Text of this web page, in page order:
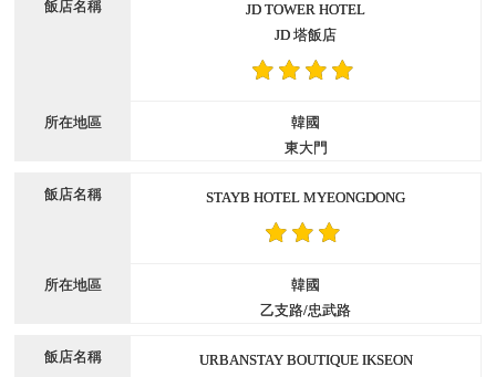
JD TOWER HOTEL
JD 塔飯店
韓國
東大門
STAYB HOTEL MYEONGDONG
韓國
乙支路/忠武路
URBANSTAY BOUTIQUE IKSEON